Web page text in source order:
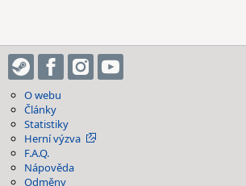
O webu
Články
Statistiky
Herní výzva
F.A.Q.
Nápověda
Odměny